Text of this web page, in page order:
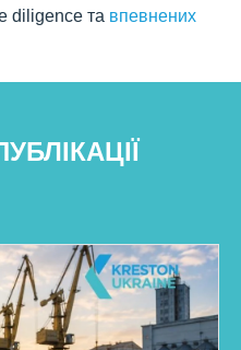
diligence та впевнених